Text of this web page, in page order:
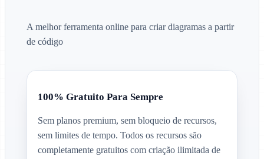
A melhor ferramenta online para criar diagramas a partir
de código
100% Gratuito Para Sempre
Sem planos premium, sem bloqueio de recursos,
sem limites de tempo. Todos os recursos são
completamente gratuitos com criação ilimitada de